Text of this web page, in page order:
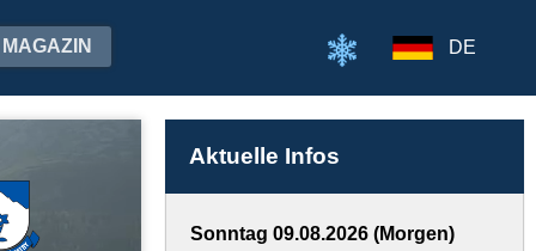
MAGAZIN DE
Aktuelle Infos
Sonntag 09.08.2026 (Morgen)